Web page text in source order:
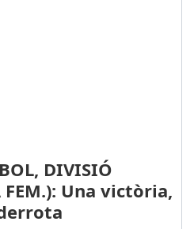
DIVISIÓ
FEM.): Una victòria,